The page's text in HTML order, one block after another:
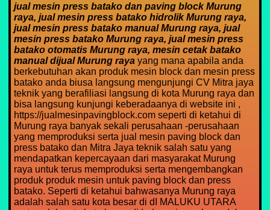
jual mesin press batako dan paving block Murung
raya, jual mesin press batako hidrolik Murung raya,
jual mesin press batako manual Murung raya, jual
mesin press batako Murung raya, jual mesin press
batako otomatis Murung raya, mesin cetak batako
manual dijual Murung raya yang mana apabila anda
berkebutuhan akan produk mesin block dan mesin press
batako anda biusa langsung mengunjungi CV Mitra jaya
teknik yang berafiliasi langsung di kota Murung raya dan
bisa langsung kunjungi keberadaanya di website ini ,
https://jualmesinpavingblock.com seperti di ketahui di
Murung raya banyak sekali perusahaan -perusahaan
yang memproduksi serta jual mesin paving block dan
press batako dan Mitra Jaya teknik salah satu yang
mendapatkan kepercayaan dari masyarakat Murung
raya untuk terus memproduksi serta mengembangkan
produk produk mesin untuk paving block dan press
batako. Seperti di ketahui bahwasanya Murung raya
adalah salah satu kota besar di dI MALUKU UTARA